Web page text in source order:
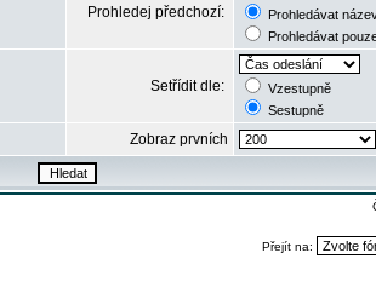
Prohledej předchozí:
Prohledávat
Prohledávat
Setřídit dle:
Vzestupně
Sestupně
Zobraz prvních
Přejít na: